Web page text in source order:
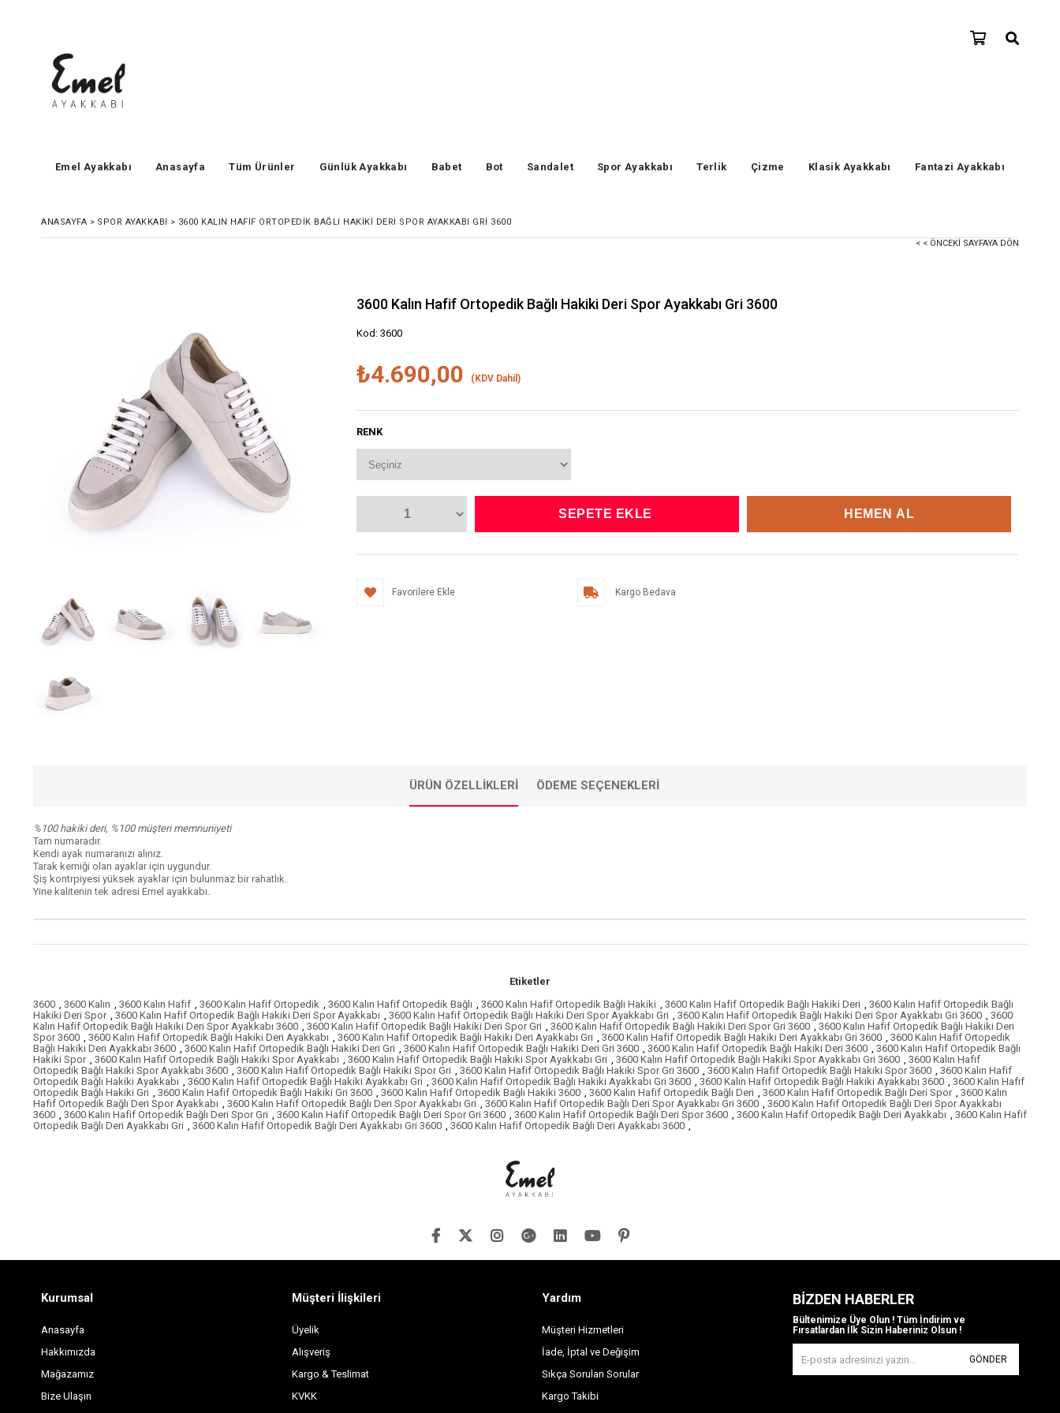
Emel Ayakkabı Anasayfa Tüm Ürünler Günlük Ayakkabı Babet Bot Sandalet Spor Ayakkabı Terlik Çizme Klasik Ayakkabı Fantazi Ayakkabı
ANASAYFA > SPOR AYAKKABI > 3600 KALIN HAFIF ORTOPEDIK BAĞLI HAKIKI DERI SPOR AYAKKABI GRI 3600
< < ÖNCEKI SAYFAYA DÖN
3600 Kalın Hafif Ortopedik Bağlı Hakiki Deri Spor Ayakkabı Gri 3600
Kod: 3600
₺4.690,00 (KDV Dahil)
RENK
Favorilere Ekle Kargo Bedava
ÜRÜN ÖZELLIKLERI ÖDEME SEÇENEKLERI
%100 hakiki deri, %100 müşteri memnuniyeti
Tam numaradır.
Kendi ayak numaranızı alınız.
Tarak kemiği olan ayaklar için uygundur.
Şiş kontrpiyesi yüksek ayaklar için bulunmaz bir rahatlık.
Yine kalitenin tek adresi Emel ayakkabı.
Etiketler
3600 , 3600 Kalın , 3600 Kalın Hafif , 3600 Kalın Hafif Ortopedik , 3600 Kalın Hafif Ortopedik Bağlı , 3600 Kalın Hafif Ortopedik Bağlı Hakiki , 3600 Kalın Hafif Ortopedik Bağlı Hakiki Deri , 3600 Kalın Hafif Ortopedik Bağlı
Hakiki Deri Spor , 3600 Kalın Hafif Ortopedik Bağlı Hakiki Deri Spor Ayakkabı , 3600 Kalın Hafif Ortopedik Bağlı Hakiki Deri Spor Ayakkabı Gri , 3600 Kalın Hafif Ortopedik Bağlı Hakiki Deri Spor Ayakkabı Gri 3600 , 3600
Kalın Hafif Ortopedik Bağlı Hakiki Deri Spor Ayakkabı 3600 , 3600 Kalın Hafif Ortopedik Bağlı Hakiki Deri Spor Gri , 3600 Kalın Hafif Ortopedik Bağlı Hakiki Deri Spor Gri 3600 , 3600 Kalın Hafif Ortopedik Bağlı Hakiki Deri
Spor 3600 , 3600 Kalın Hafif Ortopedik Bağlı Hakiki Deri Ayakkabı , 3600 Kalın Hafif Ortopedik Bağlı Hakiki Deri Ayakkabı Gri , 3600 Kalın Hafif Ortopedik Bağlı Hakiki Deri Ayakkabı Gri 3600 , 3600 Kalın Hafif Ortopedik
Bağlı Hakiki Deri Ayakkabı 3600 , 3600 Kalın Hafif Ortopedik Bağlı Hakiki Deri Gri , 3600 Kalın Hafif Ortopedik Bağlı Hakiki Deri Gri 3600 , 3600 Kalın Hafif Ortopedik Bağlı Hakiki Deri 3600 , 3600 Kalın Hafif Ortopedik Bağlı
Hakiki Spor , 3600 Kalın Hafif Ortopedik Bağlı Hakiki Spor Ayakkabı , 3600 Kalın Hafif Ortopedik Bağlı Hakiki Spor Ayakkabı Gri , 3600 Kalın Hafif Ortopedik Bağlı Hakiki Spor Ayakkabı Gri 3600 , 3600 Kalın Hafif
Ortopedik Bağlı Hakiki Spor Ayakkabı 3600 , 3600 Kalın Hafif Ortopedik Bağlı Hakiki Spor Gri , 3600 Kalın Hafif Ortopedik Bağlı Hakiki Spor Gri 3600 , 3600 Kalın Hafif Ortopedik Bağlı Hakiki Spor 3600 , 3600 Kalın Hafif
Ortopedik Bağlı Hakiki Ayakkabı , 3600 Kalın Hafif Ortopedik Bağlı Hakiki Ayakkabı Gri , 3600 Kalın Hafif Ortopedik Bağlı Hakiki Ayakkabı Gri 3600 , 3600 Kalın Hafif Ortopedik Bağlı Hakiki Ayakkabı 3600 , 3600 Kalın Hafif
Ortopedik Bağlı Hakiki Gri , 3600 Kalın Hafif Ortopedik Bağlı Hakiki Gri 3600 , 3600 Kalın Hafif Ortopedik Bağlı Hakiki 3600 , 3600 Kalın Hafif Ortopedik Bağlı Deri , 3600 Kalın Hafif Ortopedik Bağlı Deri Spor , 3600 Kalın
Hafif Ortopedik Bağlı Deri Spor Ayakkabı , 3600 Kalın Hafif Ortopedik Bağlı Deri Spor Ayakkabı Gri , 3600 Kalın Hafif Ortopedik Bağlı Deri Spor Ayakkabı Gri 3600 , 3600 Kalın Hafif Ortopedik Bağlı Deri Spor Ayakkabı
3600 , 3600 Kalın Hafif Ortopedik Bağlı Deri Spor Gri , 3600 Kalın Hafif Ortopedik Bağlı Deri Spor Gri 3600 , 3600 Kalın Hafif Ortopedik Bağlı Deri Spor 3600 , 3600 Kalın Hafif Ortopedik Bağlı Deri Ayakkabı , 3600 Kalın Hafif
Ortopedik Bağlı Deri Ayakkabı Gri , 3600 Kalın Hafif Ortopedik Bağlı Deri Ayakkabı Gri 3600 , 3600 Kalın Hafif Ortopedik Bağlı Deri Ayakkabı 3600 ,
Kurumsal
Anasayfa
Hakkımızda
Mağazamız
Bize Ulaşın
Müşteri İlişkileri
Üyelik
Alışveriş
Kargo & Teslimat
KVKK
Yardım
Müşteri Hizmetleri
İade, İptal ve Değişim
Sıkça Sorulan Sorular
Kargo Takibi
BIZDEN HABERLER
Bültenimize Üye Olun ! Tüm İndirim ve
Fırsatlardan İlk Sizin Haberiniz Olsun !
GÖNDER